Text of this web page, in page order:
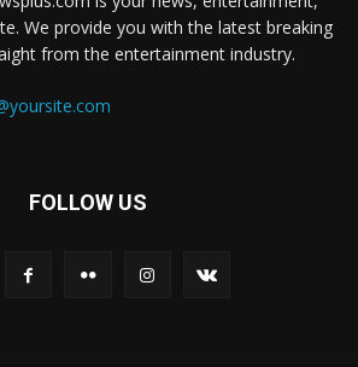
We provide you with the latest breaking
from the entertainment industry.
FOLLOW US